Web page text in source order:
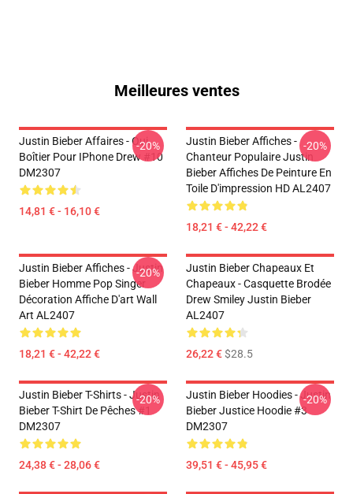
Meilleures ventes
Justin Bieber Affaires - Oui.
Boîtier Pour IPhone Drew #10
DM2307
14,81 € - 16,10 €
-20%
Justin Bieber Affiches -
Chanteur Populaire Justin
Bieber Affiches De Peinture En
Toile D'impression HD AL2407
18,21 € - 42,22 €
-20%
Justin Bieber Affiches - Justin
Bieber Homme Pop Singer
Décoration Affiche D'art Wall
Art AL2407
18,21 € - 42,22 €
-20%
Justin Bieber Chapeaux Et
Chapeaux - Casquette Brodée
Drew Smiley Justin Bieber
AL2407
26,22 €$28.5
Justin Bieber T-Shirts - Justin
Bieber T-Shirt De Pêches #1
DM2307
24,38 € - 28,06 €
-20%
Justin Bieber Hoodies - Justin
Bieber Justice Hoodie #3
DM2307
39,51 € - 45,95 €
-20%